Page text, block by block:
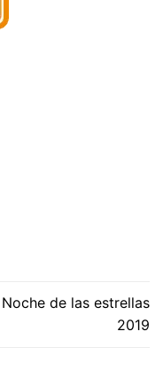
Noche de las estrellas
2019